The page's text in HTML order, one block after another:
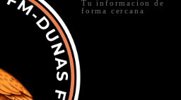
Tu informacion de
forma cercana